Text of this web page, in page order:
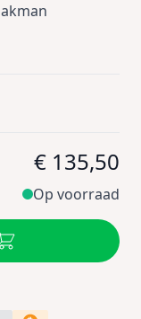
€ 135,50
Op voorraad